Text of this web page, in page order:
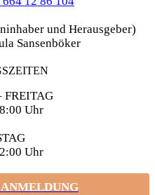
und Herausgeber)
Sansenböker
FREITAG
Uhr
Uhr